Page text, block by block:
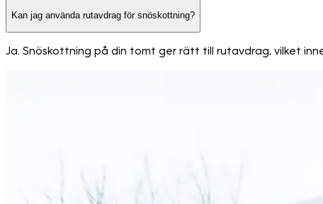
Kan jag använda rutavdrag för snöskottning?
Ja. Snöskottning på din tomt ger rätt till rutavdrag, vilket